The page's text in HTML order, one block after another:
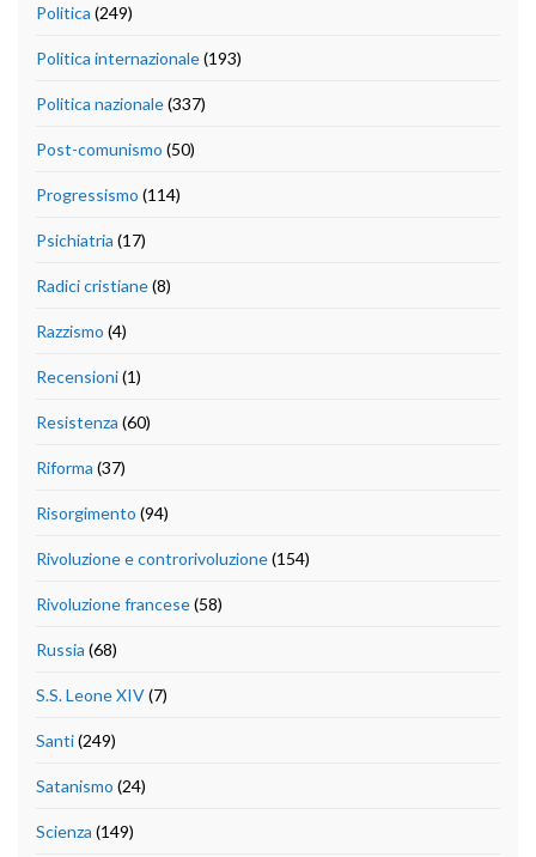
Politica (249)
Politica internazionale(193)
Politica nazionale(337)
Post-comunismo (50)
Progressismo (114)
Psichiatria (17)
Radici cristiane(8)
Razzismo (4)
Recensioni(1)
Resistenza (60)
Riforma (37)
Risorgimento (94)
Rivoluzione e controrivoluzione(154)
Rivoluzione francese(58)
Russia (68)
S.S. Leone XIV(7)
Santi(249)
Satanismo (24)
Scienza (149)